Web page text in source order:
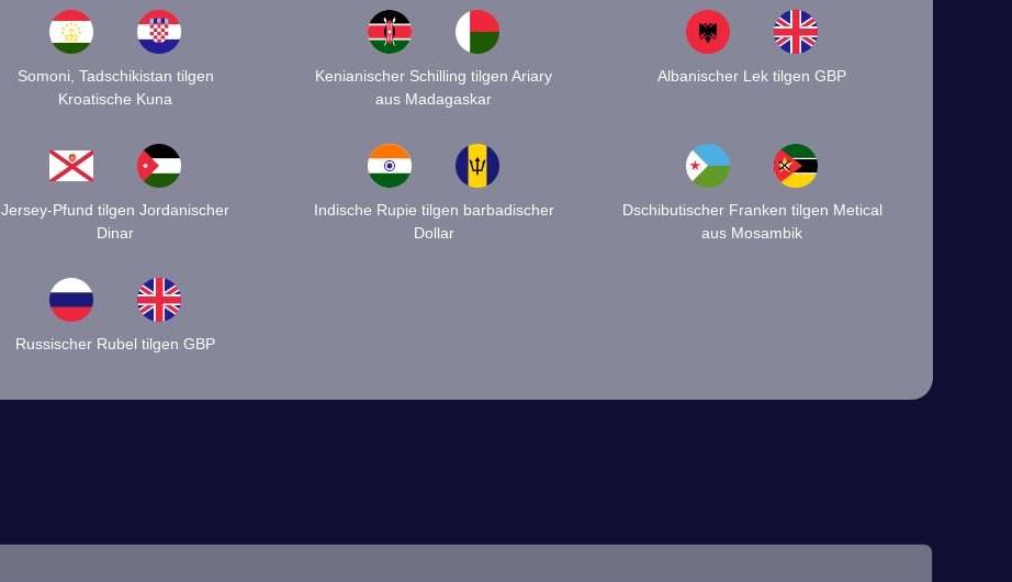
Somoni, Tadschikistan tilgen
Kroatische Kuna
Kenianischer Schilling tilgen Ariary
aus Madagaskar
Albanischer Lek tilgen GBP
Jersey-Pfund tilgen Jordanischer
Dinar
Indische Rupie tilgen barbadischer
Dollar
Dschibutischer Franken tilgen Metical
aus Mosambik
Russischer Rubel tilgen GBP